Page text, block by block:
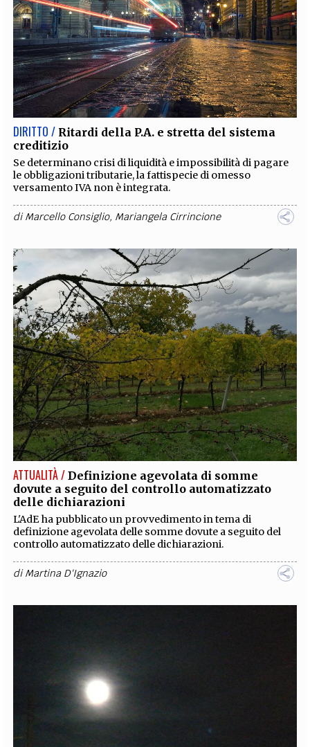
DIRITTO / Ritardi della P.A. e stretta del sistema
creditizio
Se determinano crisi di liquidità e impossibilità di pagare
le obbligazioni tributarie, la fattispecie di omesso
versamento IVA non è integrata.
diMarcello Consiglio, Mariangela Cirrincione
ATTUALITÀ / Definizione agevolata di somme
dovute a seguito del controllo automatizzato
delle dichiarazioni
L'AdE ha pubblicato un provvedimento in tema di
definizione agevolata delle somme dovute a seguito del
controllo automatizzato delle dichiarazioni.
diMartina D'Ignazio